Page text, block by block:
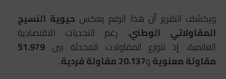
ويكشف التقرير أن هذا الرقم يعكس حيوية النسيج
المقاولاتي الوطني، رغم التحديات الاقتصادية
العالمية، إذ تتوزع المقاولات المحدثة بين 51.979
مقاولة معنويةو20.137 مقاولة فردية
.